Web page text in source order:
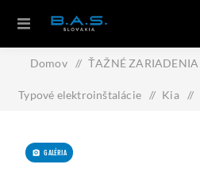
Domov / ŤAŽNÉ ZARIADENIA
Typové elektroinštalácie / Kia /
GALÉRIA